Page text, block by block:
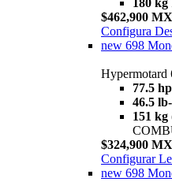
$462,900
Configura
new 698
Hypermotard
77.5 hp
46.5
151 kg
$324,900
Configurar
new 698